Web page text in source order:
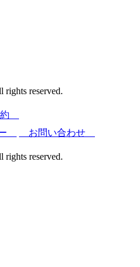
reserved.
約
お問い合わせ
reserved.